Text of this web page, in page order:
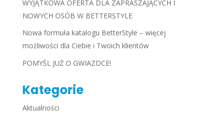
WYJĄTKOWA OFERTA DLA ZAPRASZAJĄCYCH I
NOWYCH OSÓB W BETTERSTYLE
Nowa formuła katalogu BetterStyle – więcej
możliwości dla Ciebie i Twoich klientów
POMYŚL JUŻ O GWIAZDCE!
Kategorie
Aktualności